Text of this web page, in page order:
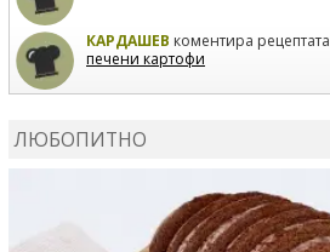
КАРДАШЕВ коментира рецептата
печени картофи
ЛЮБОПИТНО